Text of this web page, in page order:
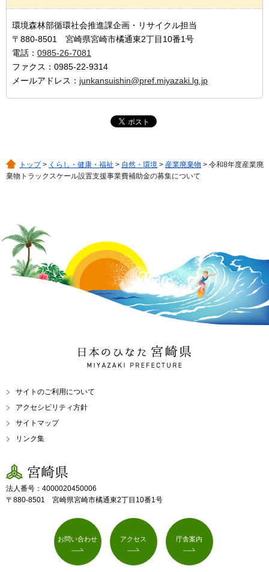
環境森林部循環社会推進課企画・リサイクル担当
〒880-8501 宮崎県宮崎市橘通東2丁目10番1号
電話： 0985-26-7081
ファクス：0985-22-9314
メールアドレス： junkansuishin@pref.miyazaki.lg.jp
トップ> くらし・健康・福祉 > 自然・環境 > 産業廃棄物 > 令和8年度産業廃
棄物トラックスケール設置支援事業費補助金の募集について
日本のひなた 宮崎県
MIYAZAKI PREFECTURE
サイトのご利用について
アクセシビリティ方針
サイトマップ
リンク集
宮崎県
法人番号：4000020450006
〒880-8501 宮崎県宮崎市橘通東2丁目10番1号
お問い合わせ アクセス 庁舎案内